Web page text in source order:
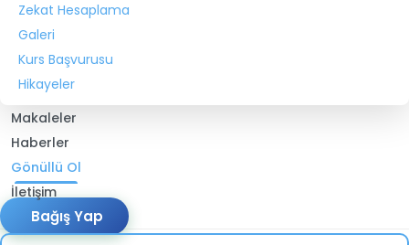
Zekat Hesaplama
Galeri
Kurs Başvurusu
Hikayeler
Makaleler
Haberler
Gönüllü Ol
İletişim
Bağış Yap